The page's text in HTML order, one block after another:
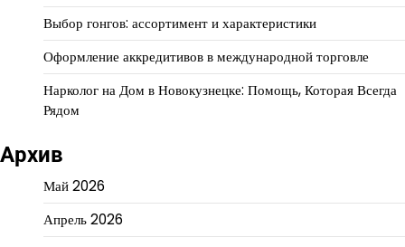
Выбор гонгов: ассортимент и характеристики
Оформление аккредитивов в международной торговле
Нарколог на Дом в Новокузнецке: Помощь, Которая Всегда
Рядом
Архив
Май 2026
Апрель 2026